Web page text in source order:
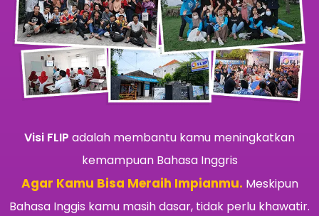
Visi FLIP adalah membantu kamu meningkatkan
kemampuan Bahasa Inggris
Agar Kamu Bisa Meraih Impianmu. Meskipun
Bahasa Inggis kamu masih dasar, tidak perlu khawatir.